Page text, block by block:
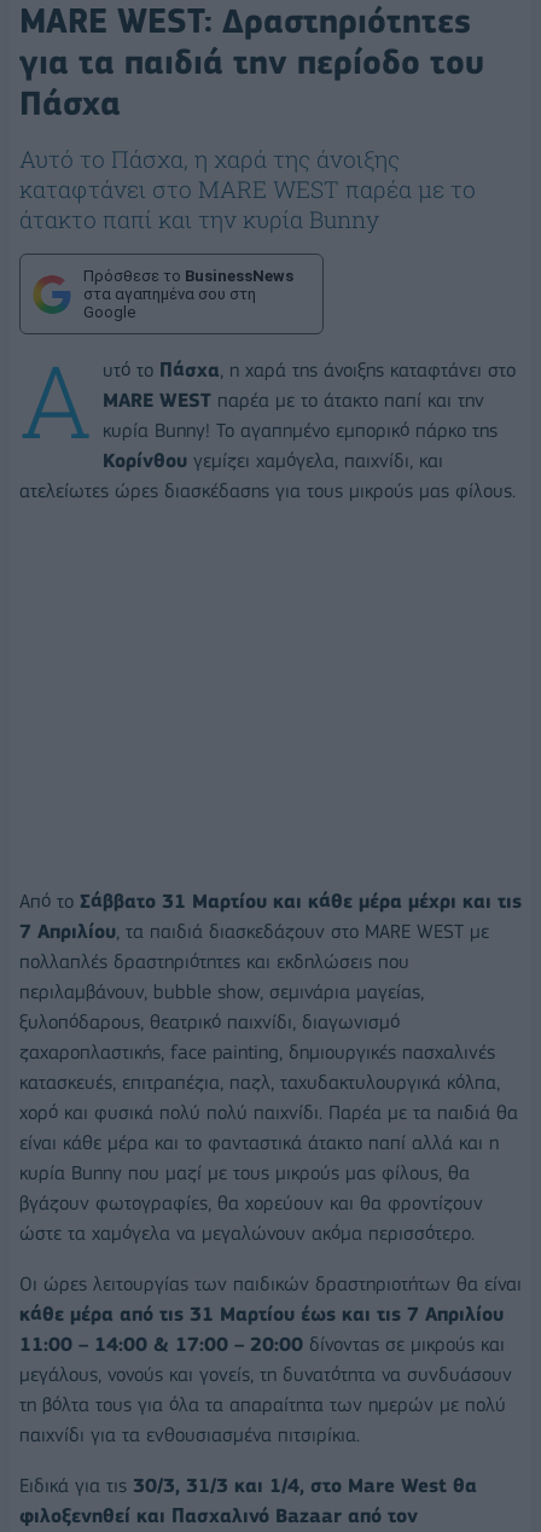
MARE WEST: Δραστηριότητες
για τα παιδιά την περίοδο του
Πάσχα
Αυτό το Πάσχα, η χαρά της άνοιξης
καταφτάνει στο MARE WEST παρέα με το
άτακτο παπί και την κυρία Bunny
Πρόσθεσε το BusinessNews
στα αγαπημένα σου στη
Google
Α υτό το Πάσχα , η χαρά της άνοιξης καταφτάνει στο
MARE WEST παρέα με το άτακτο παπί και την
κυρία Bunny! Το αγαπημένο εμπορικό πάρκο της
Κορίνθου γεμίζει χαμόγελα, παιχνίδι, και
ατελείωτες ώρες διασκέδασης για τους μικρούς μας φίλους.
Από το Σάββατο 31 Μαρτίου και κάθε μέρα μέχρι και τις
7 Απριλίου, τα παιδιά διασκεδάζουν στο MARE WEST με
πολλαπλές δραστηριότητες και εκδηλώσεις που
περιλαμβάνουν, bubble show, σεμινάρια μαγείας,
ξυλοπόδαρους, θεατρικό παιχνίδι, διαγωνισμό
ζαχαροπλαστικής, face painting, δημιουργικές πασχαλινές
κατασκευές, επιτραπέζια, παζλ, ταχυδακτυλουργικά κόλπα,
χορό και φυσικά πολύ πολύ παιχνίδι. Παρέα με τα παιδιά θα
είναι κάθε μέρα και το φανταστικά άτακτο παπί αλλά και η
κυρία Bunny που μαζί με τους μικρούς μας φίλους, θα
βγάζουν φωτογραφίες, θα χορεύουν και θα φροντίζουν
ώστε τα χαμόγελα να μεγαλώνουν ακόμα περισσότερο.
Οι ώρες λειτουργίας των παιδικών δραστηριοτήτων θα είναι
κάθε μέρα από τις 31 Μαρτίου έως και τις 7 Απριλίου
11:00 – 14:00 & 17:00 – 20:00 δίνοντας σε μικρούς και
μεγάλους, νονούς και γονείς, τη δυνατότητα να συνδυάσουν
τη βόλτα τους για όλα τα απαραίτητα των ημερών με πολύ
παιχνίδι για τα ενθουσιασμένα πιτσιρίκια.
Ειδικά για τις 30/3, 31/3 και 1/4, στο Mare West θα
φιλοξενηθεί και Πασχαλινό Bazaar από τον